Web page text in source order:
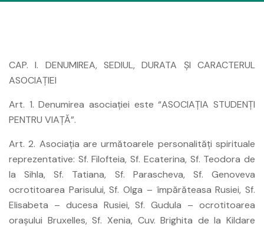
CAP. I. DENUMIREA, SEDIUL, DURATA ŞI CARACTERUL
ASOCIAŢIEI
Art. 1. Denumirea asociaţiei este “ASOCIAŢIA STUDENŢI
PENTRU VIAŢĂ”.
Art. 2. Asociaţia are următoarele personalităţi spirituale
reprezentative: Sf. Filofteia, Sf. Ecaterina, Sf. Teodora de
la Sihla, Sf. Tatiana, Sf. Parascheva, Sf. Genoveva
ocrotitoarea Parisului, Sf. Olga – împărăteasa Rusiei, Sf.
Elisabeta – ducesa Rusiei, Sf. Gudula – ocrotitoarea
oraşului Bruxelles, Sf. Xenia, Cuv. Brighita de la Kildare